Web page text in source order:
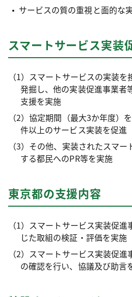
サービスの質の重視と面的な
スマートサービス実装
（1）スマートサービスの実装
発掘し、他の実装促進事業者
支援を実施
（2）協定期間（最大3か年度）
件以上のサービス実装を促進
（3）その他、実装されたスマ
する都民へのPR等を実施
東京都の支援内容
（1）スマートサービス実装促
じた取組の検証・評価を実施
（2）スマートサービス実装促
の確認を行い、協議及び助言